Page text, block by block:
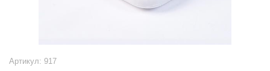
Артикул: 917